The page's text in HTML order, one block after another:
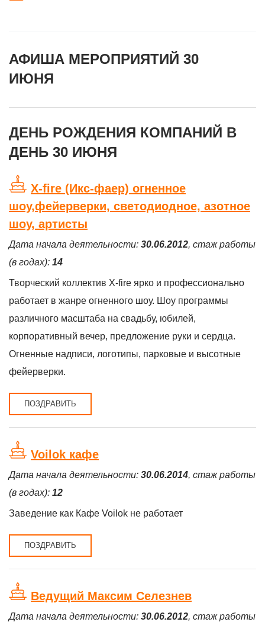
АФИША МЕРОПРИЯТИЙ 30
ИЮНЯ
ДЕНЬ РОЖДЕНИЯ КОМПАНИЙ В
ДЕНЬ 30 ИЮНЯ
X-fire (Икс-фаер) огненное
шоу,фейерверки, светодиодное, азотное
шоу, артисты
Дата начала деятельности: 30.06.2012, стаж работы
(в годах): 14
Творческий коллектив X-fire ярко и профессионально
работает в жанре огненного шоу. Шоу программы
различного масштаба на свадьбу, юбилей,
корпоративный вечер, предложение руки и сердца.
Огненные надписи, логотипы, парковые и высотные
фейерверки.
ПОЗДРАВИТЬ
Voilok кафе
Дата начала деятельности: 30.06.2014, стаж работы
(в годах): 12
Заведение как Кафе Voilok не работает
ПОЗДРАВИТЬ
Ведущий Максим Селезнев
Дата начала деятельности: 30.06.2012, стаж работы